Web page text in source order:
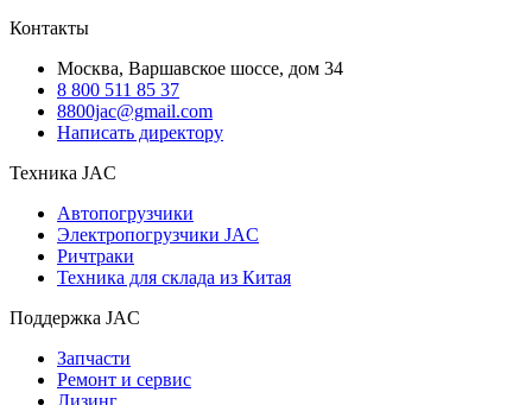
Контакты
Москва, Варшавское шоссе, дом 34
8 800 511 85 37
8800jac@gmail.com
Написать директору
Техника JAC
Автопогрузчики
Электропогрузчики JAC
Ричтраки
Техника для склада из Китая
Поддержка JAC
Запчасти
Ремонт и сервис